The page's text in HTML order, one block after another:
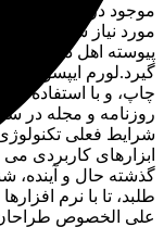
موجود در ارائه
مورد نیاز شامل
پیوسته اهل دنیای
گیرد.لورم ایپسوم
چاپ، و با استفاده
روزنامه و مجله در
شرایط فعلی تکنولوژی
ابزارهای کاربردی
گذشته حال و آینده،
طلبد، تا با نرم
علی الخصوص